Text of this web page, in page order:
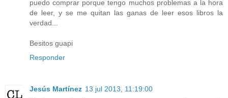
puedo comprar porque tengo muchos problemas a la hora
de leer, y se me quitan las ganas de leer esos libros la
verdad...
Besitos guapi
Responder
Jesús Martínez 13 jul 2013, 11:19:00